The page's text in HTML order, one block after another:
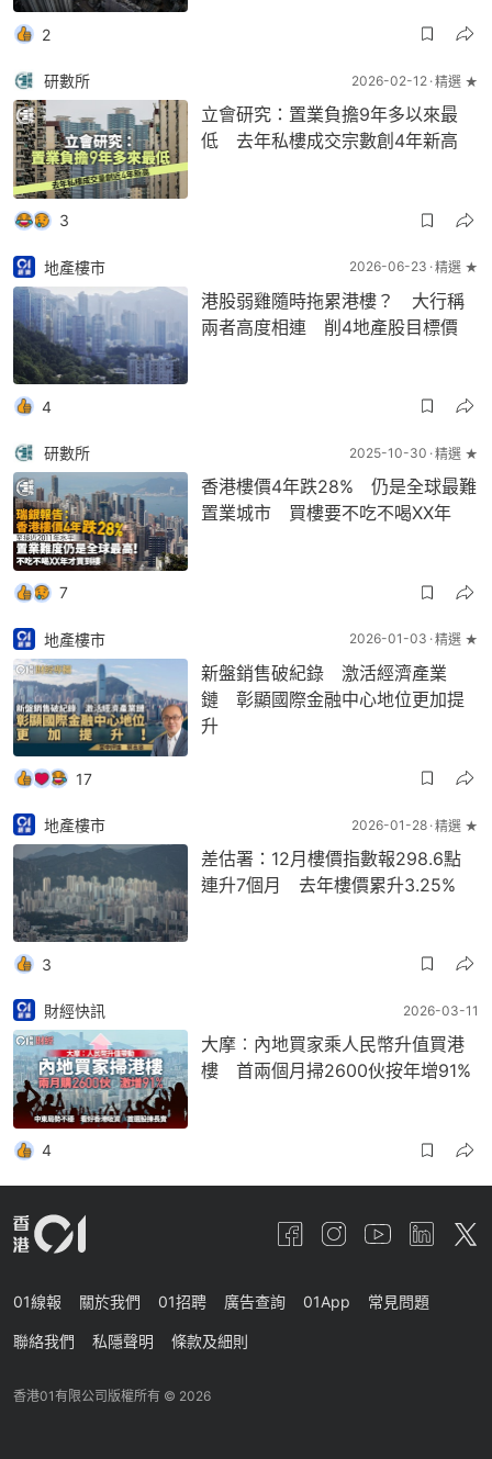
2
研數所 2026-02-12 精選 ★
立會研究：置業負擔9年多以來最
低 去年私樓成交宗數創4年新高
3
地產樓市 2026-06-23 精選 ★
港股弱雞隨時拖累港樓？ 大行稱
兩者高度相連 削4地產股目標價
4
研數所 2025-10-30 精選 ★
香港樓價4年跌28% 仍是全球最難
置業城市 買樓要不吃不喝XX年
7
地產樓市 2026-01-03 精選 ★
新盤銷售破紀錄 激活經濟產業
鏈 彰顯國際金融中心地位更加提
升
17
地產樓市 2026-01-28 精選 ★
差估署：12月樓價指數報298.6點
連升7個月 去年樓價累升3.25%
3
財經快訊 2026-03-11
大摩︰內地買家乘人民幣升值買港
樓 首兩個月掃2600伙按年增91%
4
01線報 關於我們 01招聘 廣告查詢 01App 常見問題
聯絡我們 私隱聲明 條款及細則
香港01有限公司版權所有 © 2026